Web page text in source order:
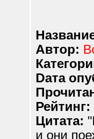
Автор:
Dата
Рейтинг:
Цитата:
и они